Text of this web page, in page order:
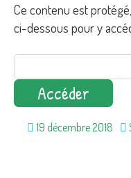
Ce contenu est
ci-dessous pour y
19 décembre 2018